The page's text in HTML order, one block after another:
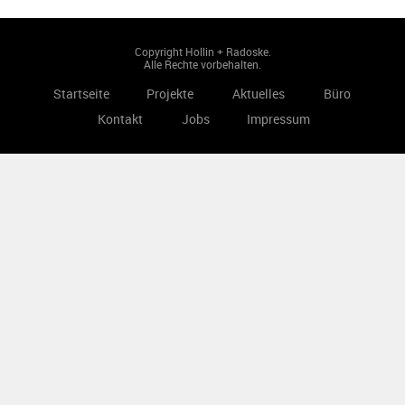
Copyright Hollin + Radoske.
Alle Rechte vorbehalten.
Startseite Projekte Aktuelles
Büro
Kontakt
Jobs Impressum